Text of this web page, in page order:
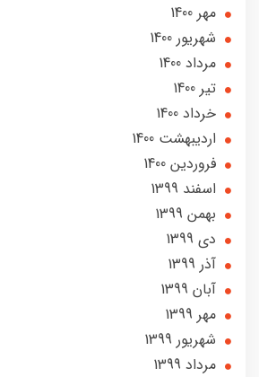
مهر 1400
شهریور 1400
مرداد 1400
تير 1400
خرداد 1400
ارديبهشت 1400
فروردین 1400
اسفند 1399
بهمن 1399
دی 1399
آذر 1399
آبان 1399
مهر 1399
شهریور 1399
مرداد 1399